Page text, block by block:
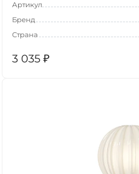
Артикул
Бренд
Страна
3 035 ₽